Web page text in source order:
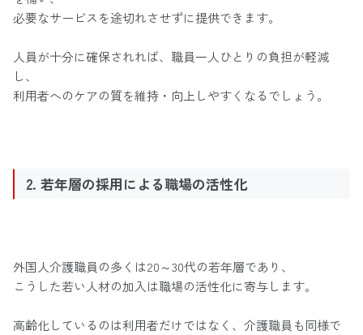
必要なサービスを途切れさせずに提供できます。
人員が十分に確保されれば、職員一人ひとりの負担が軽減
し、
利用者へのケアの質を維持・向上しやすくなるでしょう。
2. 若年層の採用による職場の活性化
外国人介護職員の多くは20～30代の若年層であり、
こうした若い人材の加入は職場の活性化に寄与します。
高齢化しているのは利用者だけではなく、介護職員も同様で